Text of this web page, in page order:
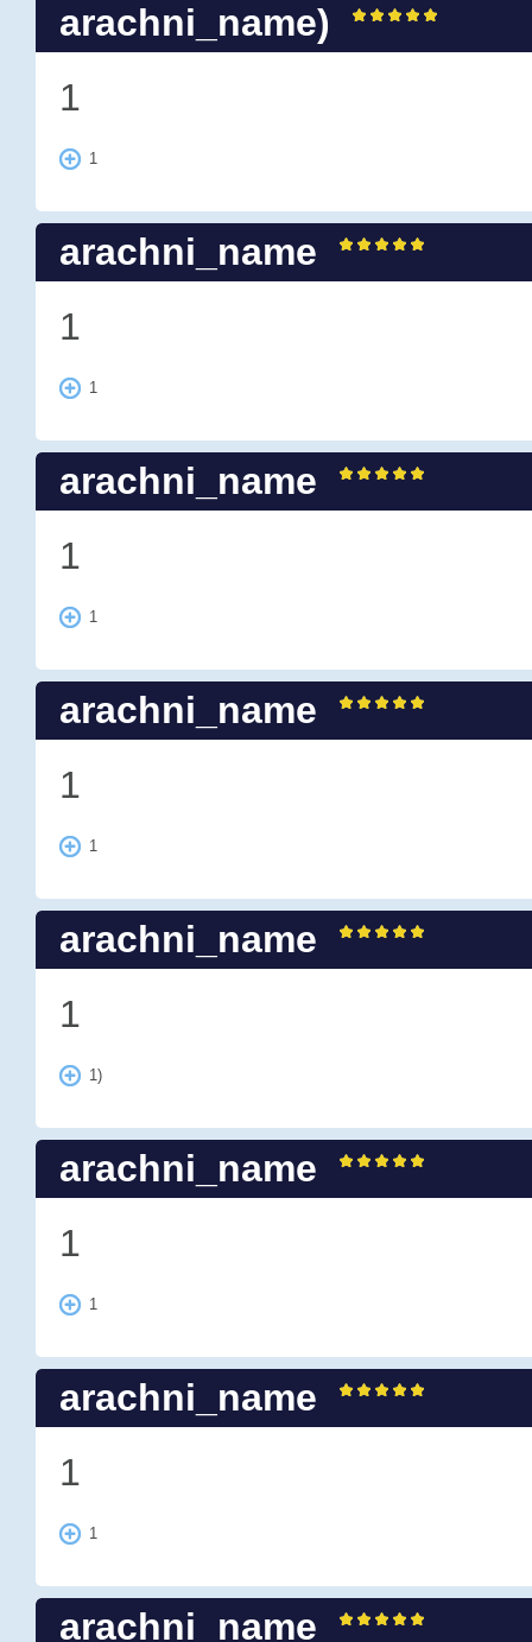
arachni_name)
1
1
arachni_name
1
1
arachni_name
1
1
arachni_name
1
1
arachni_name
1
1)
arachni_name
1
1
arachni_name
1
1
arachni_name